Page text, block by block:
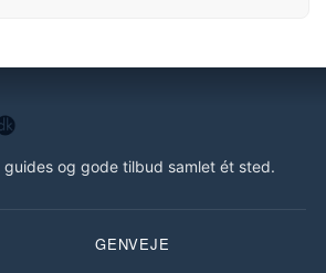
guides og gode tilbud samlet ét sted.
GENVEJE